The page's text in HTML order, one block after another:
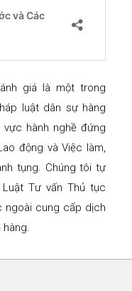
giá là một trong
luật dân sự hàng
hành nghề đứng
động và Việc làm,
tụng. Chúng tôi tự
Tư vấn Thủ tục
ngoài cung cấp dịch
hàng.